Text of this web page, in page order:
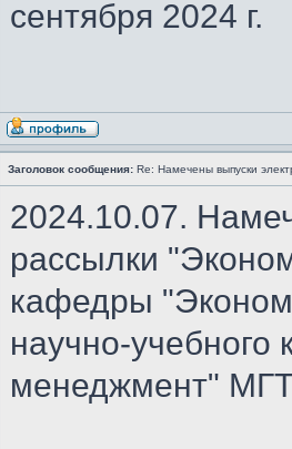
сентября 2024 г.
Заголовок сообщения: Re: Намечены выпуски
2024.10.07.
рассылки
кафедры
научно-
менеджмент"